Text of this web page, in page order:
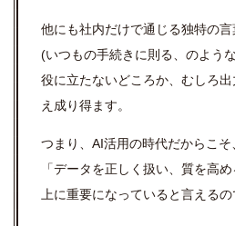
他にも社内だけで通じる独特の
(いつもの手続きに則る、のよう
役に立たないどころか、むしろ
え成り得ます。
つまり、AI活用の時代だからこ
「データを正しく扱い、質を高
上に重要になっていると言えるの